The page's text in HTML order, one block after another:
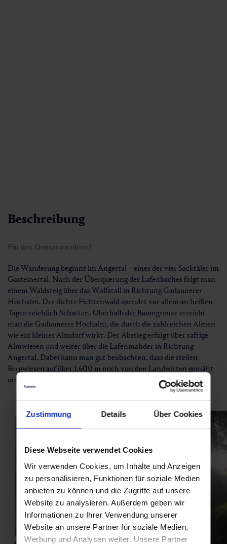
Zustimmung Details Über Cookies
Diese Webseite verwendet Cookies
Wir verwenden Cookies, um Inhalte und Anzeigen
zu personalisieren, Funktionen für soziale Medien
anbieten zu können und die Zugriffe auf unsere
Website zu analysieren. Außerdem geben wir
Informationen zu Ihrer Verwendung unserer
Website an unsere Partner für soziale Medien,
Werbung und Analysen weiter. Unsere Partner
Beschreibung
Für den Genusswanderer!
Die Wanderung beginnt im Angertal – eines der vier Sacktäler im
Gasteinertal. Nach der Überquerung des Lafenbaches folgt man
einem Waldsteig über das Wolfstall in Richtung Gadaunerer
Hochalm. Der dichte Fichtenwald spendet vor allem an heißen
Tagen reichlich Schatten. Oberhalb der Baumgrenze erreicht
man die Gadaunerer Hochalm, die durch die zahlreichen Almen
wie ein kleines Almdorf wirkt. Der Abstieg erfolgt über saftige
Almwiesen und weiter über die Lafenmahder in Richtung
Angertal. Dabei kann man gut beobachten, dass die steilen
Bergwiesen auf über 1.600 m noch von den Landwirten gemäht
und geheut werden.